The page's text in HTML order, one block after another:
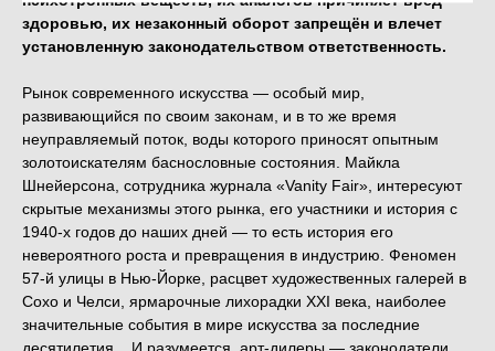
здоровью, их незаконный оборот запрещён и влечет
установленную законодательством ответственность.
Рынок современного искусства — особый мир,
развивающийся по своим законам, и в то же время
неуправляемый поток, воды которого приносят опытным
золотоискателям баснословные состояния. Майкла
Шнейерсона, сотрудника журнала «Vanity Fair», интересуют
скрытые механизмы этого рынка, его участники и история с
1940-х годов до наших дней — то есть история его
невероятного роста и превращения в индустрию. Феномен
57-й улицы в Нью-Йорке, расцвет художественных галерей в
Сохо и Челси, ярмарочные лихорадки XXI века, наиболее
значительные события в мире искусства за последние